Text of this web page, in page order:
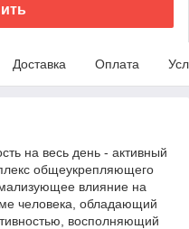
Доставка Оплата
на весь день - активный
общеукрепляющего
влияние на
человека, обладающий
восполняющий